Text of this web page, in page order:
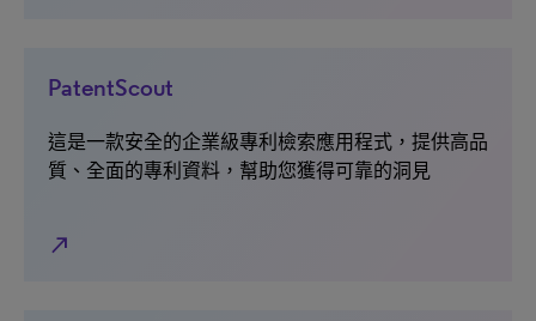
PatentScout
這是一款安全的企業級專利檢索應用程式，提供高品
質、全面的專利資料，幫助您獲得可靠的洞見
north_east